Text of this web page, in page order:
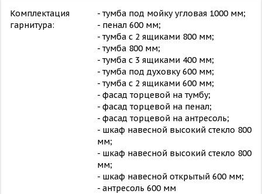
Комплектация
гарнитура:
- тумба под мойку угловая 1000 мм;
- пенал 600 мм;
- тумба с 2 ящиками 800 мм;
- тумба 800 мм;
- тумба с 3 ящиками 400 мм;
- тумба под духовку 600 мм;
- тумба с 2 ящиками 600 мм;
- фасад торцевой на тумбу;
- фасад торцевой на пенал;
- фасад торцевой на антресоль;
- шкаф навесной высокий стекло 800
мм;
- шкаф навесной высокий стекло 800
мм;
- шкаф навесной открытый 600 мм;
- антресоль 600 мм